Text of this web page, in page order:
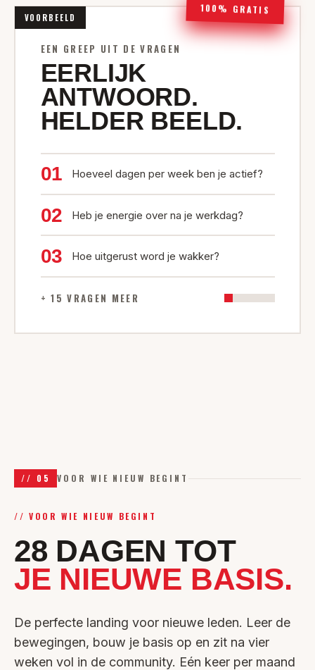
100% GRATIS
VOORBEELD
EEN GREEP UIT DE VRAGEN
EERLIJK
ANTWOORD.
HELDER BEELD.
01 Hoeveel dagen per week ben je actief?
02 Heb je energie over na je werkdag?
03 Hoe uitgerust word je wakker?
+ 15 VRAGEN MEER
// 05 VOOR WIE NIEUW BEGINT
// VOOR WIE NIEUW BEGINT
28 DAGEN TOT
JE NIEUWE BASIS.
De perfecte landing voor nieuwe leden. Leer de
bewegingen, bouw je basis op en zit na vier
weken vol in de community. Eén keer per maand